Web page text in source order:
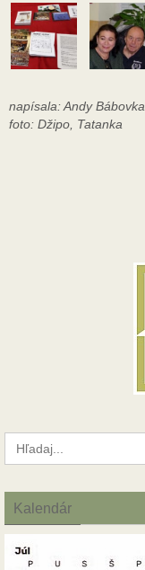
napísala: Andy Bábovka
foto: Džipo, Tatanka
Search
for:
Kalendár